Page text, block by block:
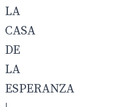
LA
CASA
DE
LA
ESPERANZA